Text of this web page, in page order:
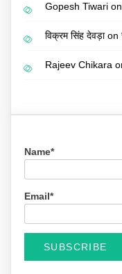
Gopesh Tiwari on
विक्रम सिंह देवड़ाon
Rajeev Chikara
Name*
Email*